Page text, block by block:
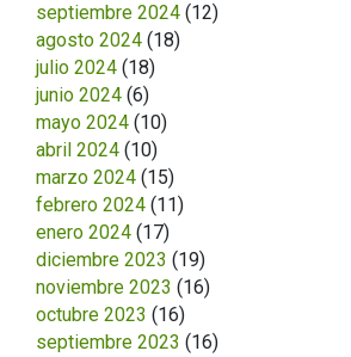
septiembre 2024 (12)
agosto 2024 (18)
julio 2024 (18)
junio 2024 (6)
mayo 2024 (10)
abril 2024 (10)
marzo 2024 (15)
febrero 2024 (11)
enero 2024 (17)
diciembre 2023 (19)
noviembre 2023 (16)
octubre 2023 (16)
septiembre 2023 (16)